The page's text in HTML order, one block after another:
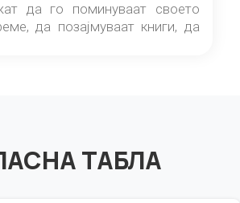
да го поминуваат своето
да позајмуваат книги, да
ТАБЛА